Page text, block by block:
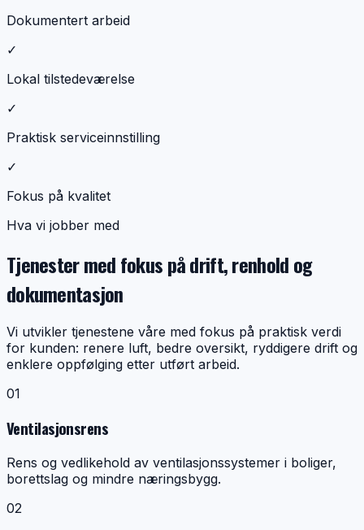
Dokumentert arbeid
✓
Lokal tilstedeværelse
✓
Praktisk serviceinnstilling
✓
Fokus på kvalitet
Hva vi jobber med
Tjenester med fokus på drift, renhold og
dokumentasjon
Vi utvikler tjenestene våre med fokus på praktisk verdi
for kunden: renere luft, bedre oversikt, ryddigere drift og
enklere oppfølging etter utført arbeid.
01
Ventilasjonsrens
Rens og vedlikehold av ventilasjonssystemer i boliger,
borettslag og mindre næringsbygg.
02